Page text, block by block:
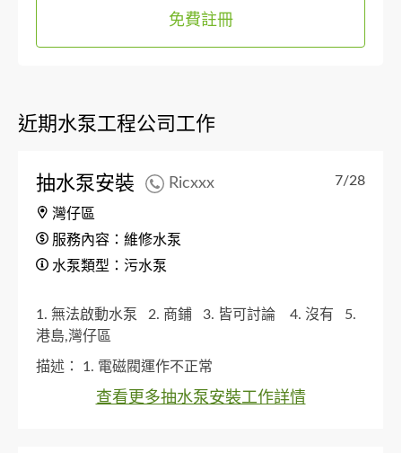
免費註冊
近期水泵工程公司工作
抽水泵安裝 Ricxxx
灣仔區
服務內容：維修水泵
水泵類型：污水泵
7/28
1. 無法啟動水泵 2. 商鋪 3. 皆可討論 4. 沒有
5.
港島,灣仔區
描述： 1. 電磁閥運作不正常
查看更多抽水泵安裝工作詳情